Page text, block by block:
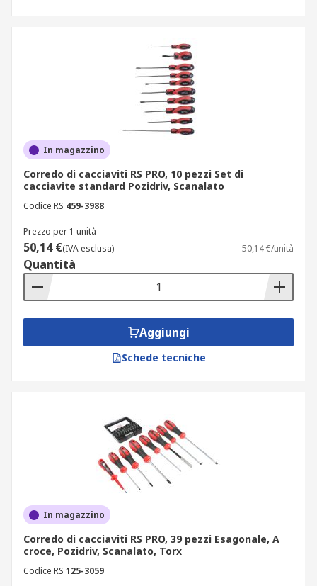
In magazzino
Corredo di cacciaviti RS PRO, 10 pezzi Set di
cacciavite standard Pozidriv, Scanalato
Codice RS 459-3988
Prezzo per 1 unità
50,14 €(IVA esclusa) 50,14 €/unità
Quantità
Aggiungi
Schede tecniche
In magazzino
Corredo di cacciaviti RS PRO, 39 pezzi Esagonale, A
croce, Pozidriv, Scanalato, Torx
Codice RS 125-3059